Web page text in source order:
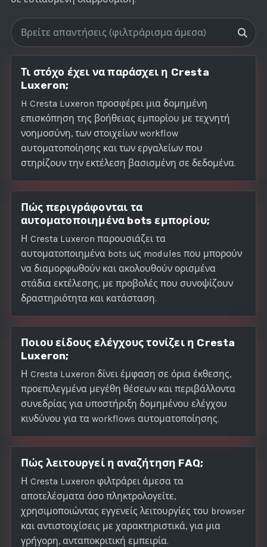
Αναζήτηση FAQ
Τι στόχο έχει να παράσχει η Cresta
Luxeron;
H Cresta Luxeron προσφέρει μια δομημένη
επισκόπηση της βοήθειας εμπορίου με τεχνητή
νοημοσύνη, των στοιχείων workflow
αυτοματοποίησης και των εργαλείων που
στηρίζουν την εκτέλεση βασισμένη σε δεδομένα.
Πώς περιγράφονται τα
αυτοματοποιημένα bots εμπορίου;
Η Cresta Luxeron παρουσιάζει τα
αυτοματοποιημένα bots ως modules που μπορούν
να διαμορφωθούν και ακολουθούν ορισμένα
στάδια εκτέλεσης, με προβολές που συνοψίζουν
δραστηριότητα και κατάσταση.
Ποιου είδους ελέγχους τονίζει η Cresta
Luxeron;
Η Cresta Luxeron δίνει έμφαση σε όρια έκθεσης,
προεπιλεγμένα μεγέθη θέσεων και περιβάλλοντα
συνεδρίας για υποστήριξη δομημένου ελέγχου
κινδύνου για τα workflows αυτοματοποίησης.
Πώς λειτουργεί η αναζήτηση FAQ;
Η Cresta Luxeron φιλτράρει άμεσα τα
αποτελέσματα όσο πληκτρολογείτε,
χρησιμοποιώντας εγγενείς λειτουργίες του browser
και αντιστοιχίσεις με χαρακτηριστικά, για μια
γρήγορη, ανταποκριτική εμπειρία.